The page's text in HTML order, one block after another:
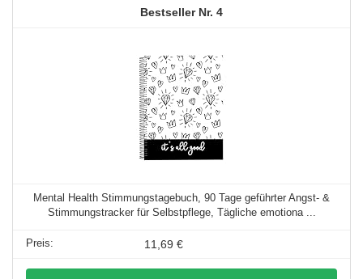
4
Mental Health Stimmungstagebuch, 90 Tage geführter Angst- &
Stimmungstracker für Selbstpflege, Tägliche emotiona ...
11,69 €